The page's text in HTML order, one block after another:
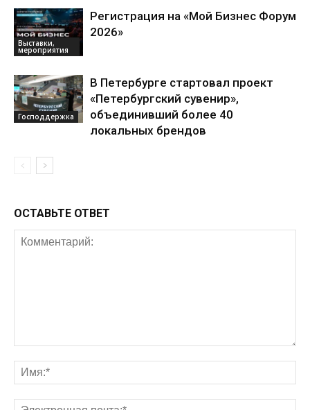
Выставки,
мероприятия
Регистрация на «Мой Бизнес Форум
2026»
Господдержка
В Петербурге стартовал проект
«Петербургский сувенир»,
объединивший более 40
локальных брендов
ОСТАВЬТЕ ОТВЕТ